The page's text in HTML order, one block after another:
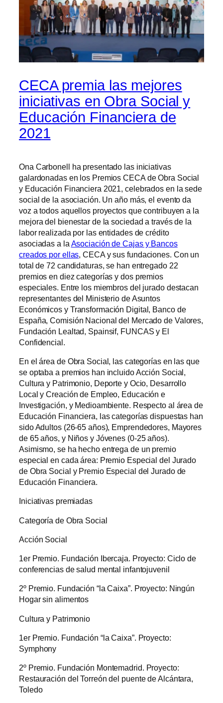
CECA premia las mejores
iniciativas en Obra Social y
Educación Financiera de
2021
Ona Carbonell ha presentado las iniciativas
galardonadas en los Premios CECA de Obra Social
y Educación Financiera 2021, celebrados en la sede
social de la asociación. Un año más, el evento da
voz a todos aquellos proyectos que contribuyen a la
mejora del bienestar de la sociedad a través de la
labor realizada por las entidades de crédito
asociadas a la Asociación de Cajas y Bancos
creados por ellas, CECA y sus fundaciones. Con un
total de 72 candidaturas, se han entregado 22
premios en diez categorías y dos premios
especiales. Entre los miembros del jurado destacan
representantes del Ministerio de Asuntos
Económicos y Transformación Digital, Banco de
España, Comisión Nacional del Mercado de Valores,
Fundación Lealtad, Spainsif, FUNCAS y El
Confidencial.
En el área de Obra Social, las categorías en las que
se optaba a premios han incluido Acción Social,
Cultura y Patrimonio, Deporte y Ocio, Desarrollo
Local y Creación de Empleo, Educación e
Investigación, y Medioambiente. Respecto al área de
Educación Financiera, las categorías dispuestas han
sido Adultos (26-65 años), Emprendedores, Mayores
de 65 años, y Niños y Jóvenes (0-25 años).
Asimismo, se ha hecho entrega de un premio
especial en cada área: Premio Especial del Jurado
de Obra Social y Premio Especial del Jurado de
Educación Financiera.
Iniciativas premiadas
Categoría de Obra Social
Acción Social
1er Premio. Fundación Ibercaja. Proyecto: Ciclo de
conferencias de salud mental infantojuvenil
2º Premio. Fundación “la Caixa”. Proyecto: Ningún
Hogar sin alimentos
Cultura y Patrimonio
1er Premio. Fundación “la Caixa”. Proyecto:
Symphony
2º Premio. Fundación Montemadrid. Proyecto:
Restauración del Torreón del puente de Alcántara,
Toledo